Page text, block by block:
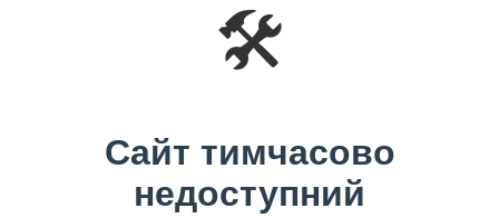
🛠️
Сайт тимчасово
недоступний